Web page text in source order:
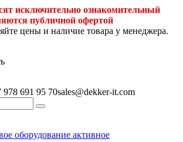
исключительно ознакомительный
публичной офертой
цены и наличие товара у менеджера.
978 691 95 70sales@dekker-it.com
оборудование активное